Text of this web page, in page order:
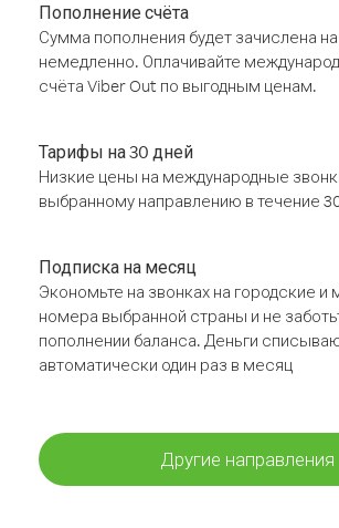
Пополнение счёта
Сумма пополнения будет зачислена
немедленно. Оплачивайте
счёта Viber Out по выгодным ценам.
Тарифы на 30 дней
Низкие цены на международные
выбранному направлению в течение
Подписка на месяц
Экономьте на звонках на городские и
номера выбранной страны и не
пополнении баланса. Деньги
автоматически один раз в месяц
Другие направления